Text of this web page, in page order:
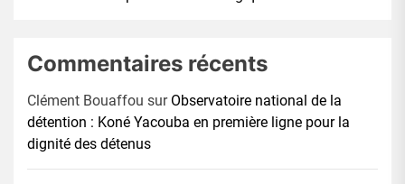
Commentaires récents
Clément Bouaffou sur Observatoire national de la
détention : Koné Yacouba en première ligne pour la
dignité des détenus